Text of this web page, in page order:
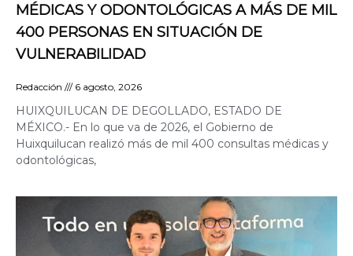
MÉDICAS Y ODONTOLÓGICAS A MÁS DE MIL
400 PERSONAS EN SITUACIÓN DE
VULNERABILIDAD
Redacción 6 agosto, 2026
HUIXQUILUCAN DE DEGOLLADO, ESTADO DE
MÉXICO.- En lo que va de 2026, el Gobierno de
Huixquilucan realizó más de mil 400 consultas médicas y
odontológicas,